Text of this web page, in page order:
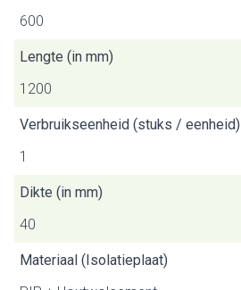
600
Lengte (in mm)
1200
Verbruikseenheid (stuks / eenheid)
1
Dikte (in mm)
40
Materiaal (Isolatieplaat)